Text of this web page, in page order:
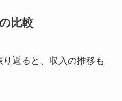
比較
返ると、収入の推移も